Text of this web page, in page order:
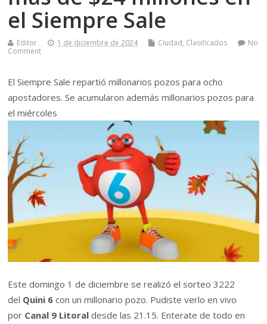
el Siempre Sale
Editor 1 de diciembre de 2024 Ciudad, Clasificados
No
Comment
El Siempre Sale repartió millonarios pozos para ocho
apostadores. Se acumularon además millonarios pozos para
el miércoles
Este domingo 1 de diciembre se realizó el sorteo 3222
del Quini 6 con un millonario pozo. Pudiste verlo en vivo
por Canal 9 Litoral desde las 21.15. Enterate de todo en